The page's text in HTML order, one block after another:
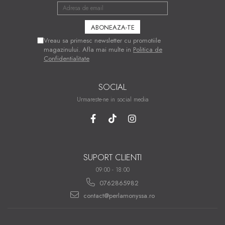
în funcție de gradul de dificultate, de accesoriile folosite și de
timpul necesar lucrării. Toate detaliile legate de prețul final, timp
de execuție și livrare vor fi comunicate clientului înainte de
execuția bijuteriei, iar lucrarea va fi realizată doar după acordul
clientului.
Vreau sa primesc newsletter cu promotiile
magazinului. Afla mai multe in Politica de
Confidentialitate
SOCIAL
Urmareste-ne in social media
SUPORT CLIENTI
09:00 - 18:00
0762865982
contact@perlamonyssa.ro